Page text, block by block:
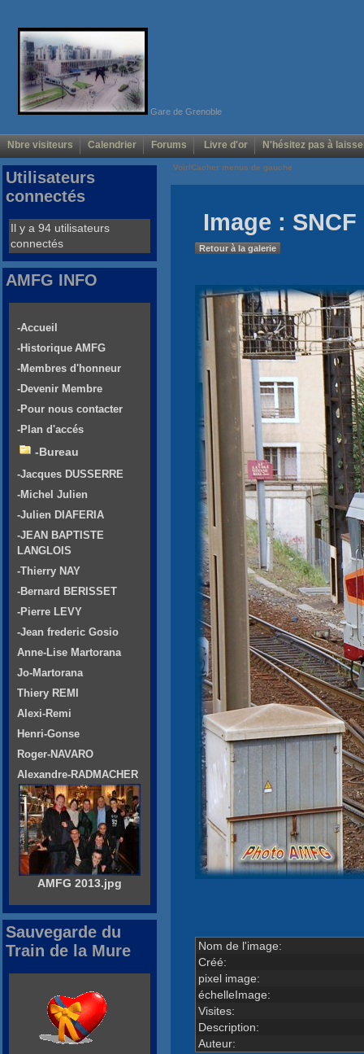
Gare de Grenoble
Nbre visiteurs Calendrier Forums Livre d'or N'hésitez pas à
Voir/Cacher menus de gauche
Image :
Retour à la galerie
Nom de l'image:
Créé:
pixel image:
échelleImage:
Visites:
Description:
Auteur:
Utilisateurs
connectés
Il y a 94 utilisateurs
connectés
AMFG INFO
-Accueil
-Historique AMFG
-Membres d'honneur
-Devenir Membre
-Pour nous contacter
-Plan d'accés
-Bureau
-Jacques DUSSERRE
-Michel Julien
-Julien DIAFERIA
-JEAN BAPTISTE
LANGLOIS
-Thierry NAY
-Bernard BERISSET
-Pierre LEVY
-Jean frederic Gosio
Anne-Lise Martorana
Jo-Martorana
Thiery REMI
Alexi-Remi
Henri-Gonse
Roger-NAVARO
Alexandre-RADMACHER
AMFG 2013.jpg
Sauvegarde du
Train de la Mure